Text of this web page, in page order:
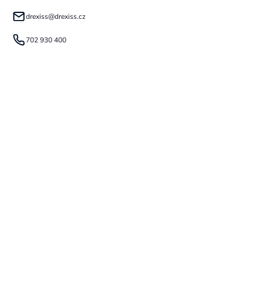
drexiss@drexiss.cz
702 930 400